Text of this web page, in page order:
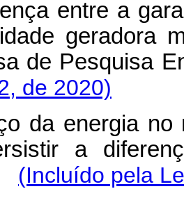
entre a
geradora
de
de 2020)
da energia no
a
(Incluído pela